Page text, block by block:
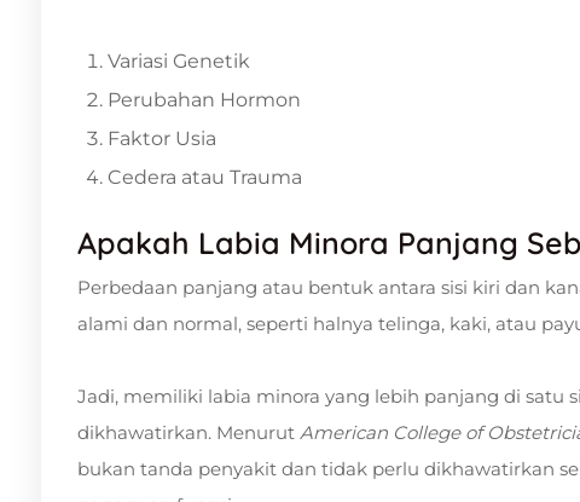
Variasi Genetik
Perubahan Hormon
Faktor Usia
Cedera atau Trauma
Apakah Labia Minora Panjang
Perbedaan panjang atau bentuk antara sisi kiri dan
alami dan normal, seperti halnya telinga, kaki, atau
Jadi, memiliki labia minora yang lebih panjang di satu
dikhawatirkan. Menurut American College of
bukan tanda penyakit dan tidak perlu dikhawatirkan